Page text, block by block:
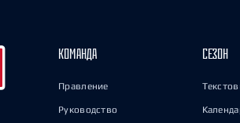
КОМАНДА
Правление
Руководство
СЕЗОН